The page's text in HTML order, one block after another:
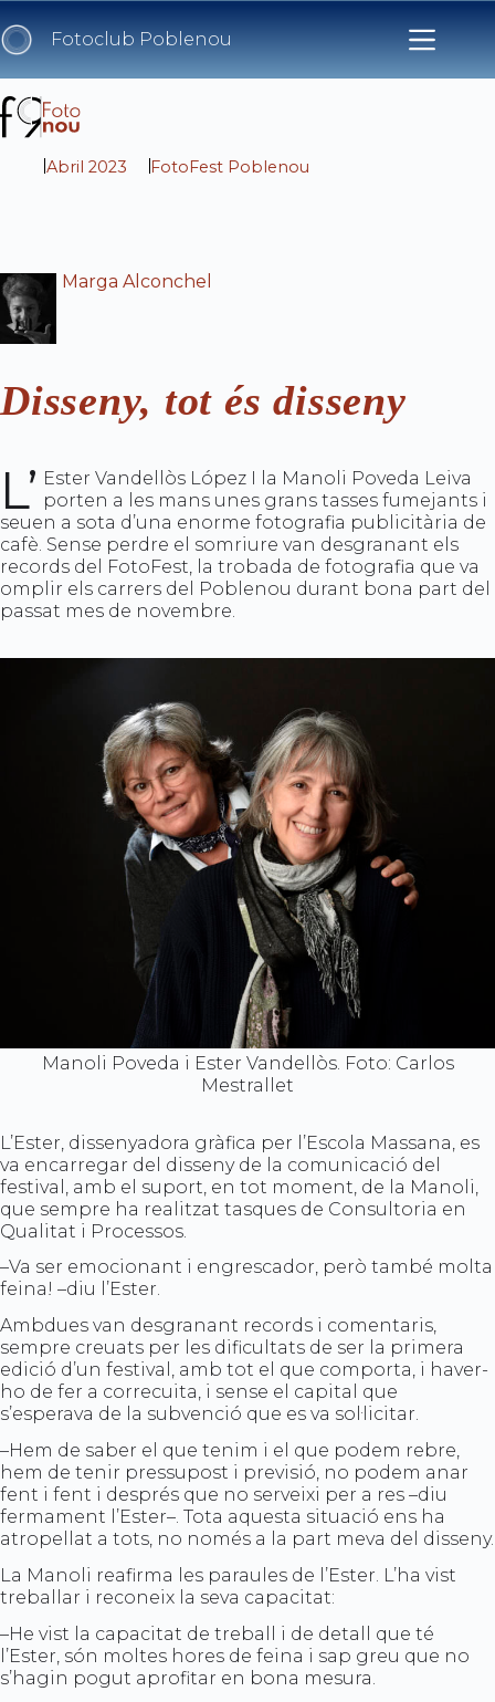
to
content
Fotoclub Poblenou
Abril 2023 FotoFest Poblenou
Marga Alconchel
Disseny, tot és disseny
L’ Ester Vandellòs López I la Manoli Poveda Leiva
porten a les mans unes grans tasses fumejants i
seuen a sota d’una enorme fotografia publicitària de
cafè. Sense perdre el somriure van desgranant els
records del FotoFest, la trobada de fotografia que va
omplir els carrers del Poblenou durant bona part del
passat mes de novembre.
Manoli Poveda i Ester Vandellòs. Foto: Carlos
Mestrallet
L’Ester, dissenyadora gràfica per l’Escola Massana, es
va encarregar del disseny de la comunicació del
festival, amb el suport, en tot moment, de la Manoli,
que sempre ha realitzat tasques de Consultoria en
Qualitat i Processos.
–Va ser emocionant i engrescador, però també molta
feina! –diu l’Ester.
Ambdues van desgranant records i comentaris,
sempre creuats per les dificultats de ser la primera
edició d’un festival, amb tot el que comporta, i haver-
ho de fer a correcuita, i sense el capital que
s’esperava de la subvenció que es va sol·licitar.
–Hem de saber el que tenim i el que podem rebre,
hem de tenir pressupost i previsió, no podem anar
fent i fent i després que no serveixi per a res –diu
fermament l’Ester–. Tota aquesta situació ens ha
atropellat a tots, no només a la part meva del disseny.
La Manoli reafirma les paraules de l’Ester. L’ha vist
treballar i reconeix la seva capacitat:
–He vist la capacitat de treball i de detall que té
l’Ester, són moltes hores de feina i sap greu que no
s’hagin pogut aprofitar en bona mesura.